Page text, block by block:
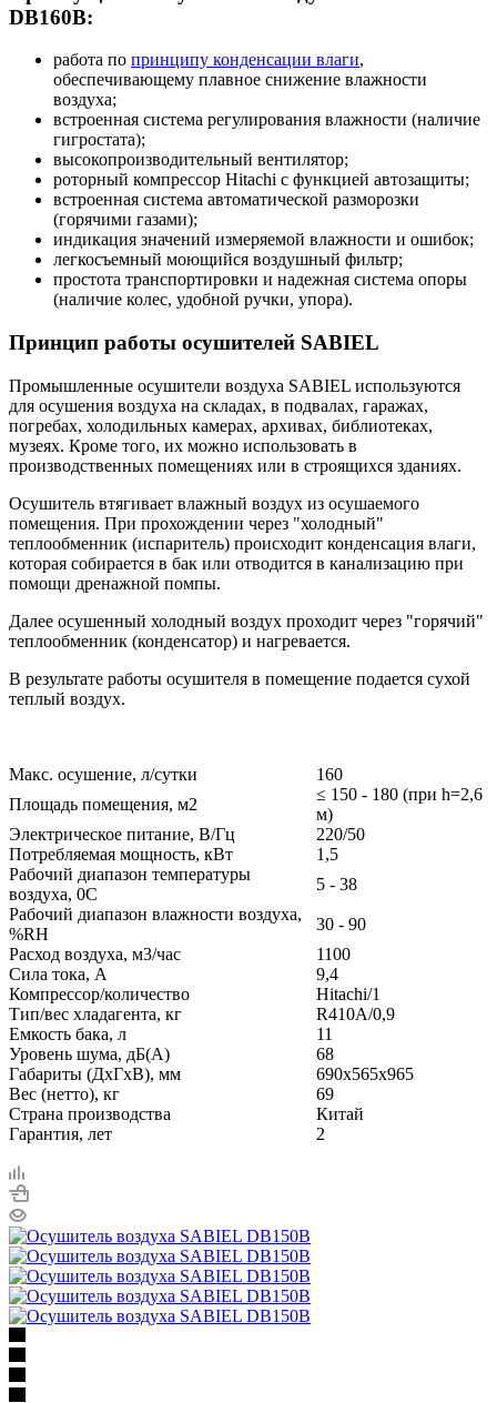
DB160B:
работа по принципу конденсации влаги,
обеспечивающему плавное снижение влажности
воздуха;
встроенная система регулирования влажности (наличие
гигростата);
высокопроизводительный вентилятор;
роторный компрессор Hitachi с функцией автозащиты;
встроенная система автоматической разморозки
(горячими газами);
индикация значений измеряемой влажности и ошибок;
легкосъемный моющийся воздушный фильтр;
простота транспортировки и надежная система опоры
(наличие колес, удобной ручки, упора).
Принцип работы осушителей SABIEL
Промышленные осушители воздуха SABIEL используются
для осушения воздуха на складах, в подвалах, гаражах,
погребах, холодильных камерах, архивах, библиотеках,
музеях. Кроме того, их можно использовать в
производственных помещениях или в строящихся зданиях.
Осушитель втягивает влажный воздух из осушаемого
помещения. При прохождении через "холодный"
теплообменник (испаритель) происходит конденсация влаги,
которая собирается в бак или отводится в канализацию при
помощи дренажной помпы.
Далее осушенный холодный воздух проходит через "горячий"
теплообменник (конденсатор) и нагревается.
В результате работы осушителя в помещение подается сухой
теплый воздух.
Макс. осушение, л/сутки
160
Площадь помещения, м2
≤ 150 - 180 (при h=2,6
м)
Электрическое питание, В/Гц
220/50
Потребляемая мощность, кВт
1,5
Рабочий диапазон температуры
воздуха, 0С
5 - 38
Рабочий диапазон влажности воздуха,
%RH
30 - 90
Расход воздуха, м3/час
1100
Сила тока, А
9,4
Компрессор/количество
Hitachi/1
Тип/вес хладагента, кг
R410A/0,9
Емкость бака, л
11
Уровень шума, дБ(A)
68
Габариты (ДxГxВ), мм
690х565х965
Вес (нетто), кг
69
Страна производства
Китай
Гарантия, лет
2